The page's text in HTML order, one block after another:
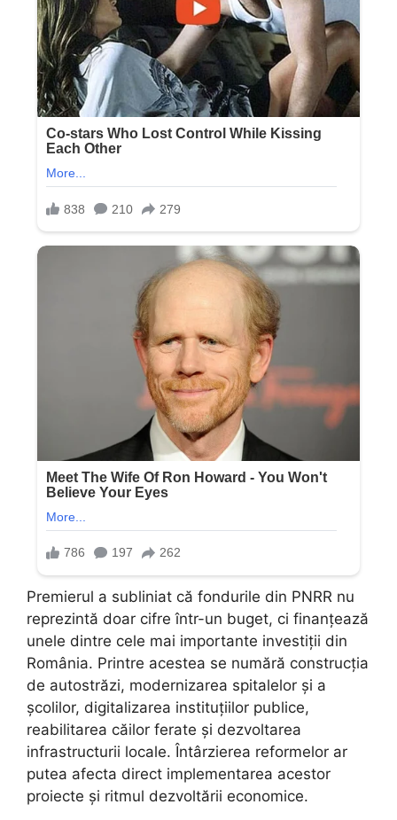
Premierul a subliniat că fondurile din PNRR nu
reprezintă doar cifre într-un buget, ci finanțează
unele dintre cele mai importante investiții din
România. Printre acestea se numără construcția
de autostrăzi, modernizarea spitalelor și a
școlilor, digitalizarea instituțiilor publice,
reabilitarea căilor ferate și dezvoltarea
infrastructurii locale. Întârzierea reformelor ar
putea afecta direct implementarea acestor
proiecte și ritmul dezvoltării economice.